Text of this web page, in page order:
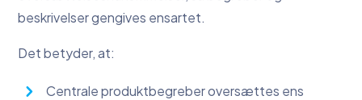
beskrivelser gengives ensartet.
Det betyder, at:
Centrale produktbegreber oversættes ens